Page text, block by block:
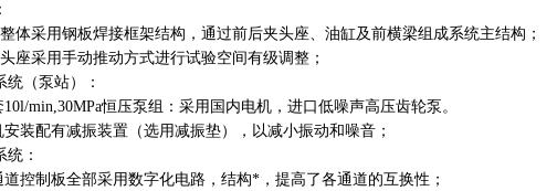
体采用钢板焊接框架结构，通过前后夹头座、油缸及前横梁组成系统主结构；
座采用手动推动方式进行试验空间有级调整；
统（泵站）：
10l/min,30MPa恒压泵组：采用国内电机，进口低噪声高压齿轮泵。
安装配有减振装置（选用减振垫），以减小振动和噪音；
统：
道控制板全部采用数字化电路，结构*，提高了各通道的互换性；